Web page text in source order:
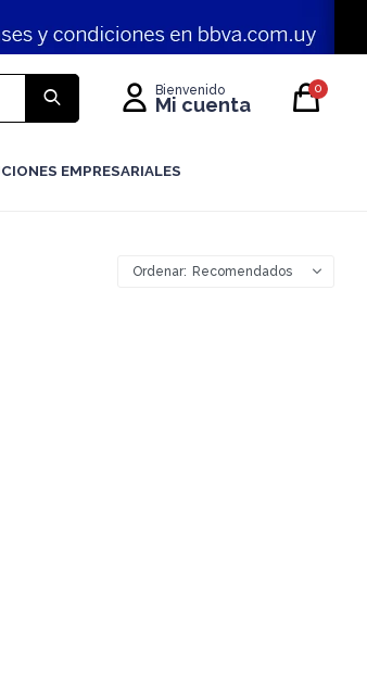
EMPRESARIALES
0
Recomendados